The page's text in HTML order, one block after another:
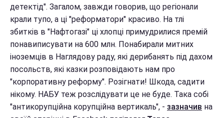
детектід". Загалом, завжди говорив, що регіонали
крали тупо, а ці "реформатори" красиво. На тлі
збитків в "Нафтогазі" ці хлопці примудрилися премій
понавиписувати на 600 млн. Понабирали митних
іноземців в Наглядову раду, які дерибанять під дахом
посольств, які казки розповідають нам про
"корпоративну реформу". Розігнати! Шкода, садити
нікому. НАБУ теж розслідувати це не буде. Така собі
"антикорупційна корупційна вертикаль", - зазначив на